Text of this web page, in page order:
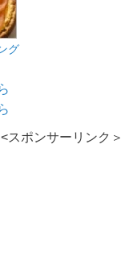
グ
<スポンサーリンク＞